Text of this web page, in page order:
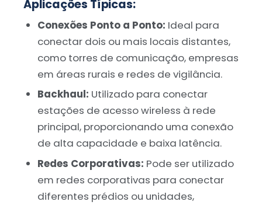
Aplicações Típicas:
Conexões Ponto a Ponto: Ideal para
conectar dois ou mais locais distantes,
como torres de comunicação, empresas
em áreas rurais e redes de vigilância.
Backhaul: Utilizado para conectar
estações de acesso wireless à rede
principal, proporcionando uma conexão
de alta capacidade e baixa latência.
Redes Corporativas: Pode ser utilizado
em redes corporativas para conectar
diferentes prédios ou unidades,